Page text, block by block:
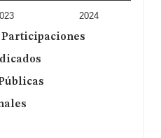
las compañías es de
la facturación de la
datos de sector, en
de las empresas es de 3;
es de 14 años.
Olixir Iberia S.L
cnae 8559. prestación
publicidad, promoción,
públicas,
de difusion
2024